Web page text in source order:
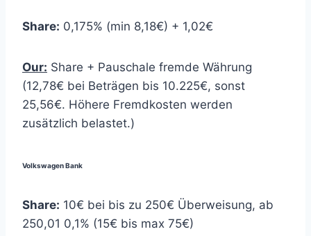
Share: 0,175% (min 8,18€) + 1,02€
Our: Share + Pauschale fremde Währung
(12,78€ bei Beträgen bis 10.225€, sonst
25,56€. Höhere Fremdkosten werden
zusätzlich belastet.)
Volkswagen Bank
Share: 10€ bei bis zu 250€ Überweisung, ab
250,01 0,1% (15€ bis max 75€)